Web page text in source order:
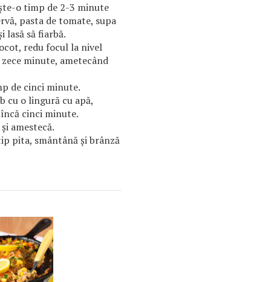
o timp de 2-3 minute
pasta de tomate, supa
lasă să fiarbă.
redu focul la nivel
minute, ametecând
de cinci minute.
cu o lingură cu apă,
cinci minute.
amestecă.
pita, smântână și brânză